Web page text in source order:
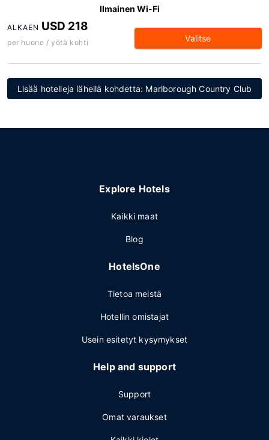
Ilmainen Wi-Fi
ALKAEN USD 218
per huone / yötä kohti Valitse
Lisää hotelleja lähellä kohdetta: Marlborough Country Club
Explore Hotels
Kaikki maat
Blog
HotelsOne
Tietoa meistä
Hotellin omistajat
Usein esitetyt kysymykset
Help and support
Support
Omat varaukset